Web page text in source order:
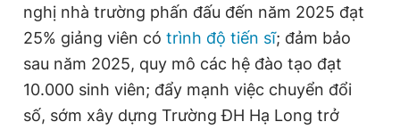
nghị nhà trường phấn đấu đến năm 2025 đạt
25% giảng viên có trình độ tiến sĩ; đảm bảo
sau năm 2025, quy mô các hệ đào tạo đạt
10.000 sinh viên; đẩy mạnh việc chuyển đổi
số, sớm xây dựng Trường ĐH Hạ Long trở